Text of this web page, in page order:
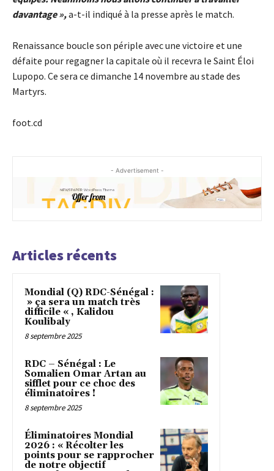
davantage »,a-t-il indiqué à la presse après le match.
Renaissance boucle son périple avec une victoire et une
défaite pour regagner la capitale où il recevra le Saint Éloi
Lupopo. Ce sera ce dimanche 14 novembre au stade des
Martyrs.
foot.cd
- Advertisement -
Articles récents
Mondial (Q) RDC-Sénégal :
» ça sera un match très
difficile « , Kalidou
Koulibaly
8 septembre 2025
RDC – Sénégal : Le
Somalien Omar Artan au
sifflet pour ce choc des
éliminatoires !
8 septembre 2025
Éliminatoires Mondial
2026 : « Récolter les
points pour se rapprocher
de notre objectif